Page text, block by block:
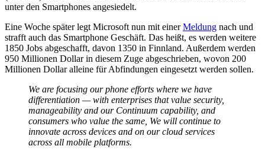
unter den Smartphones angesiedelt.
Eine Woche später legt Microsoft nun mit einerMeldung nach und
strafft auch das Smartphone Geschäft. Das heißt, es werden weitere
1850 Jobs abgeschafft, davon 1350 in Finnland. Außerdem werden
950 Millionen Dollar in diesem Zuge abgeschrieben, wovon 200
Millionen Dollar alleine für Abfindungen eingesetzt werden sollen.
We are focusing our phone efforts where we have
differentiation — with enterprises that value security,
manageability and our Continuum capability, and
consumers who value the same, We will continue to
innovate across devices and on our cloud services
across all mobile platforms.